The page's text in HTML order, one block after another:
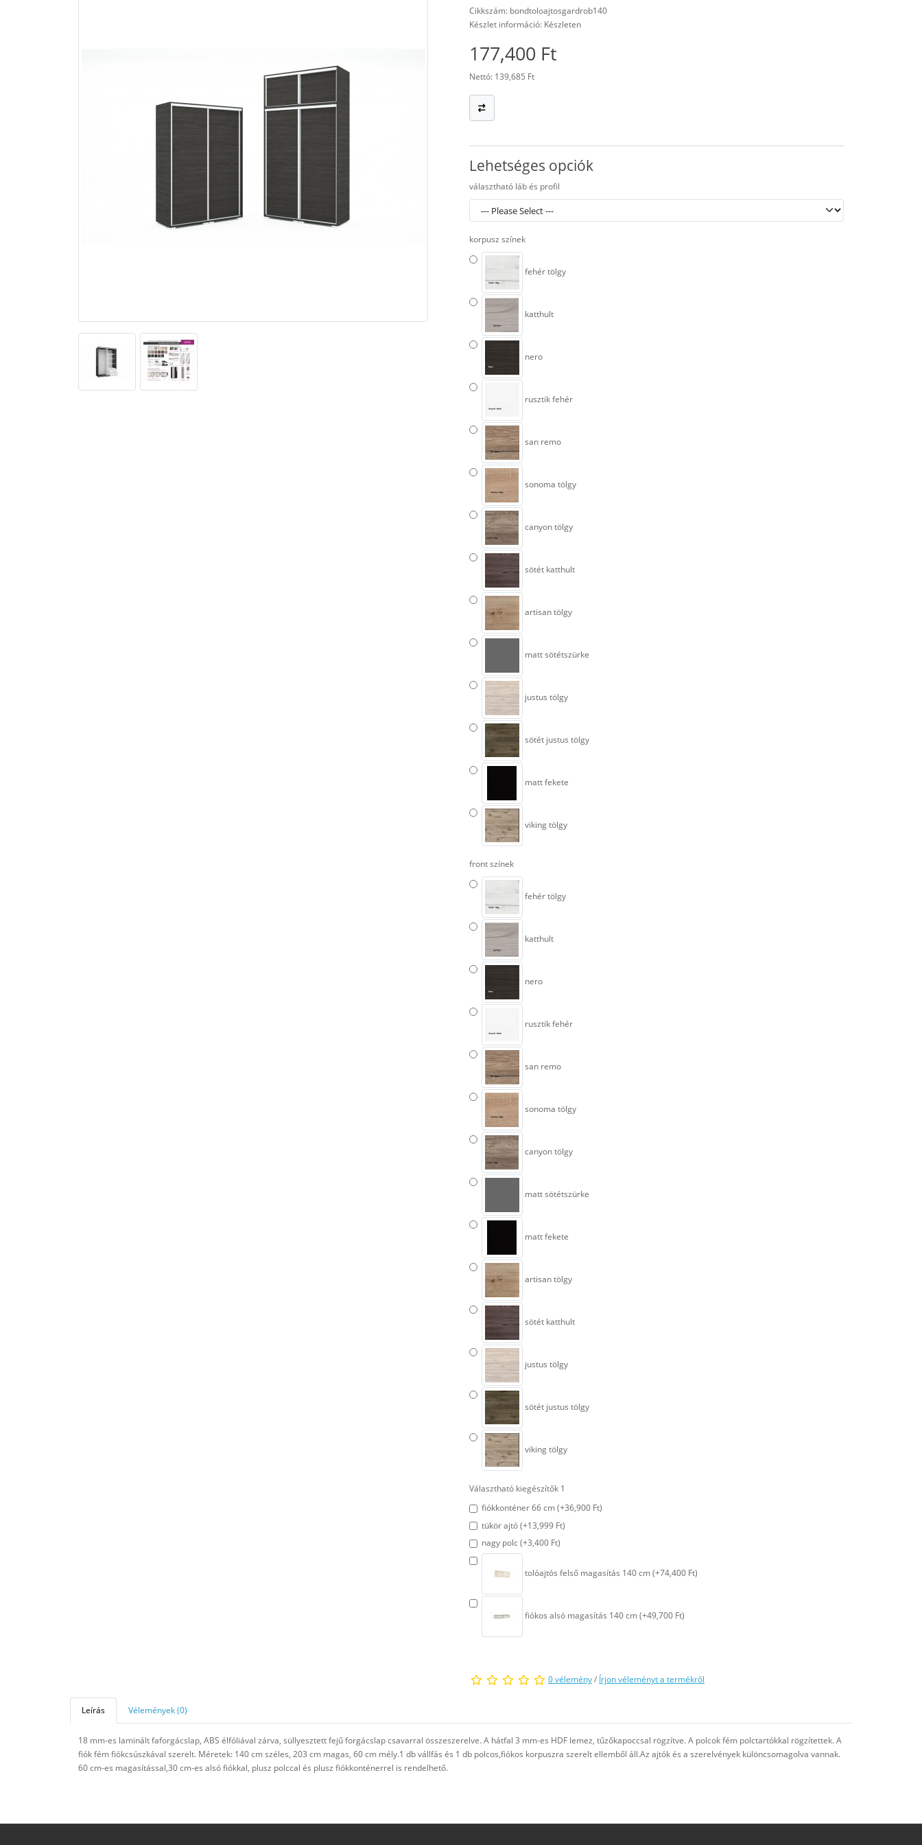
Cikkszám: bondtoloajtosgardrob140
Készlet információ: Készleten
177,400 Ft
Nettó: 139,685 Ft
Lehetséges opciók
választható láb és profil
korpusz színek
fehér tölgy
katthult
nero
rusztik fehér
san remo
sonoma tölgy
canyon tölgy
sötét katthult
artisan tölgy
matt sötétszürke
justus tölgy
sötét justus tölgy
matt fekete
viking tölgy
front színek
fehér tölgy
katthult
nero
rusztik fehér
san remo
sonoma tölgy
canyon tölgy
matt sötétszürke
matt fekete
artisan tölgy
sötét katthult
justus tölgy
sötét justus tölgy
viking tölgy
Választható kiegészítők 1
fiókkonténer 66 cm (+36,900 Ft)
tükör ajtó (+13,999 Ft)
nagy polc (+3,400 Ft)
tolóajtós felső magasítás 140 cm (+74,400 Ft)
fiókos alsó magasítás 140 cm (+49,700 Ft)
0 vélemény/ Írjon véleményt a termékről
Leírás Vélemények (0)
18 mm-es laminált faforgácslap, ABS élfóliával zárva, süllyesztett fejű forgácslap csavarral összeszerelve. A hátfal 3 mm-es HDF lemez, tűzőkapoccsal rögzítve. A polcok fém polctartókkal rögzítettek. A
fiók fém fiókcsúszkával szerelt. Méretek: 140 cm széles, 203 cm magas, 60 cm mély.1 db vállfás és 1 db polcos,fiókos korpuszra szerelt ellemből áll.Az ajtók és a szerelvények különcsomagolva vannak.
60 cm-es magasítással,30 cm-es alsó fiókkal, plusz polccal és plusz fiókkonténerrel is rendelhető.